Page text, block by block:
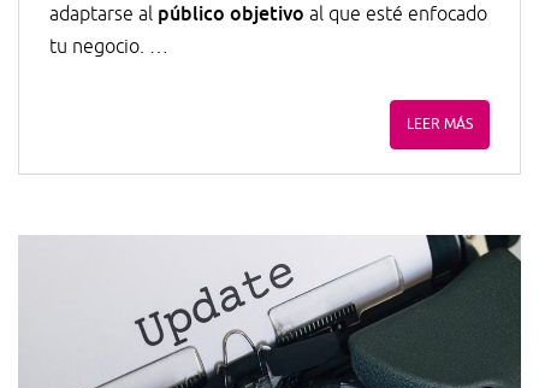
adaptarse al público objetivo al que esté enfocado
tu negocio. …
LEER MÁS